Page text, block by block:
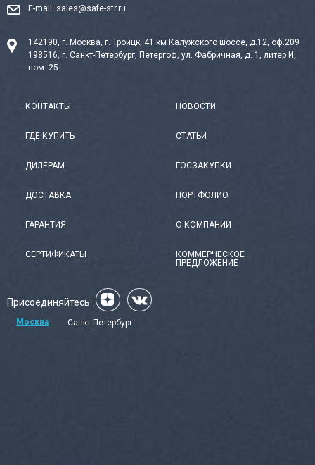
E-mail: sales@safe-str.ru
142190, г. Москва, г. Троицк, 41 км Калужского шоссе, д.12, оф.209
198516, г. Санкт-Петербург, Петергоф, ул. Фабричная, д. 1, литер И,
пом. 25
КОНТАКТЫ
ГДЕ КУПИТЬ
ДИЛЕРАМ
ДОСТАВКА
ГАРАНТИЯ
СЕРТИФИКАТЫ
НОВОСТИ
СТАТЬИ
ГОСЗАКУПКИ
ПОРТФОЛИО
О КОМПАНИИ
КОММЕРЧЕСКОЕ
ПРЕДЛОЖЕНИЕ
Присоединяйтесь:
Москва Санкт-Петербург